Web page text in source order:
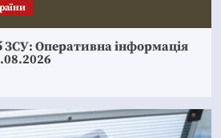
Оперативна інформація